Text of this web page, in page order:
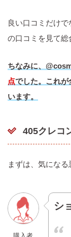
良い口コミだけ
の口コミを見て総
ちなみに、
点でした。これが
います。
405クレコ
まずは、気になる
シ